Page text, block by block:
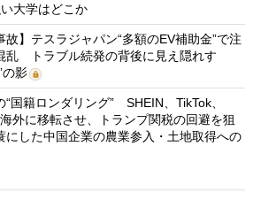
大学はどこか
故】テスラジャパン“多額のEV補助金”で注
乱 トラブル続発の背後に見え隠れす
の影
国籍ロンダリング” SHEIN、TikTok、
外に移転させ、トランプ関税の回避を狙
した中国企業の農業参入・土地取得への